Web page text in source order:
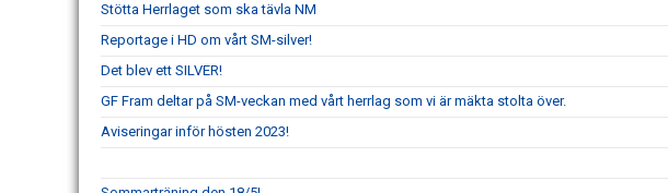
Stötta Herrlaget som ska tävla NM
Reportage i HD om vårt SM-silver!
Det blev ett SILVER!
GF Fram deltar på SM-veckan med vårt herrlag som vi är mäkta stolta över.
Aviseringar inför hösten 2023!